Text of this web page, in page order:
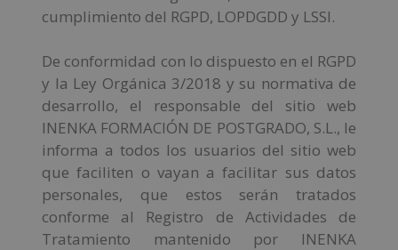
cumplimiento del RGPD, LOPDGDD y LSSI.
De conformidad con lo dispuesto en el RGPD
y la Ley Orgánica 3/2018 y su normativa de
desarrollo, el responsable del sitio web
INENKA FORMACIÓN DE POSTGRADO, S.L., le
informa a todos los usuarios del sitio web
que faciliten o vayan a facilitar sus datos
personales, que estos serán tratados
conforme al Registro de Actividades de
Tratamiento mantenido por INENKA